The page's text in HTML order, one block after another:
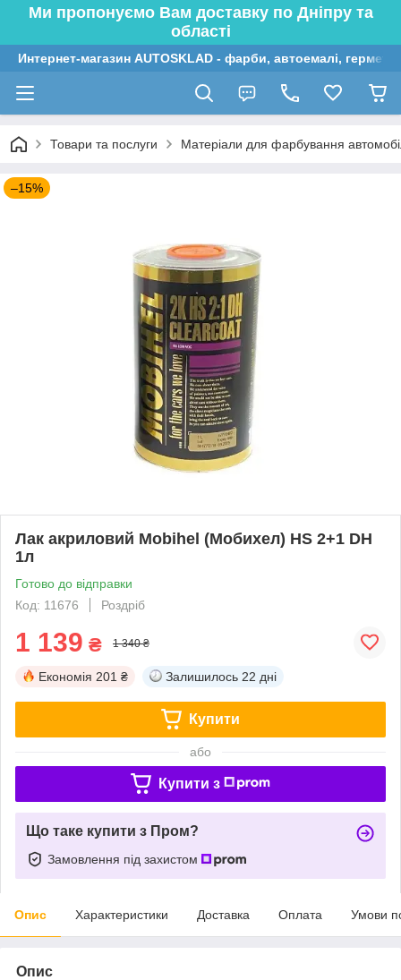
Ми пропонуємо Вам доставку по Дніпру та
області
Интернет-магазин AUTOSKLAD - фарби, автоемалі,
Товари та послуги Матеріали для фарбування
–15%
Лак акриловий Mobihel (Мобихел) HS 2+1 DH
1л
Готово до відправки
Код: 11676
Роздріб
1 139 ₴ 1 340 ₴
Економія 201 ₴ Залишилось 22 дні
Купити
або
Купити з
Що таке купити з Пром?
Замовлення під захистом
Опис Характеристики Доставка Оплата Умови
Опис